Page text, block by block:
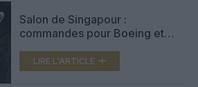
Salon de Singapour :
commandes pour Boeing et
LIRE L'ARTICLE